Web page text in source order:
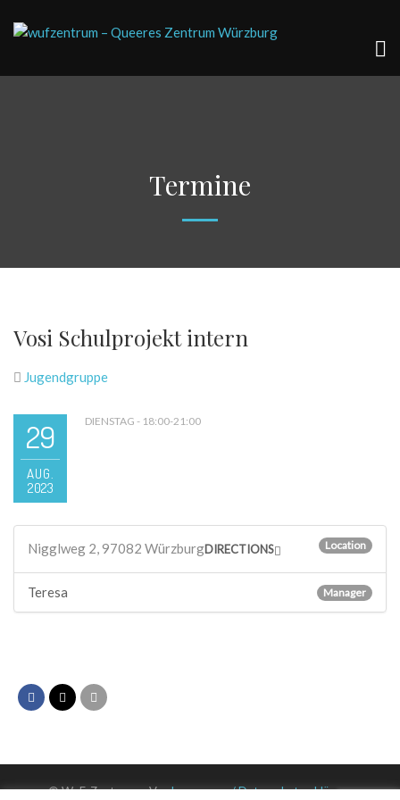
Termine
Vosi Schulprojekt intern
Jugendgruppe
29
AUG.
2023
DIENSTAG - 18:00-21:00
Nigglweg 2, 97082 Würzburg Location
DIRECTIONS
Teresa Manager
© WuF-Zentrum e. V. –Impressum / Datenschutzerklärung